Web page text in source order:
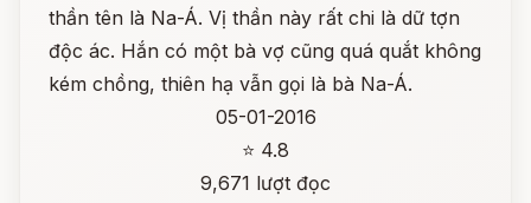
thần tên là Na-Á. Vị thần này rất chi là dữ tợn
độc ác. Hắn có một bà vợ cũng quá quắt không
kém chồng, thiên hạ vẫn gọi là bà Na-Á.
05-01-2016
⭐ 4.8
9,671 lượt đọc